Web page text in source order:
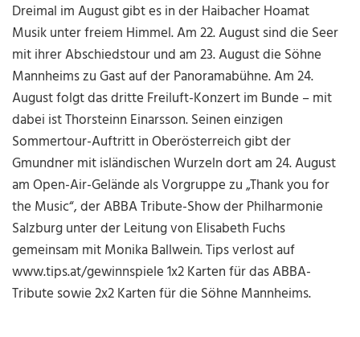
Dreimal im August gibt es in der Haibacher Hoamat
Musik unter freiem Himmel. Am 22. August sind die Seer
mit ihrer Abschiedstour und am 23. August die Söhne
Mannheims zu Gast auf der Panoramabühne. Am 24.
August folgt das dritte Freiluft-Konzert im Bunde – mit
dabei ist Thorsteinn Einarsson. Seinen einzigen
Sommertour-Auftritt in Oberösterreich gibt der
Gmundner mit isländischen Wurzeln dort am 24. August
am Open-Air-Gelände als Vorgruppe zu „Thank you for
the Music“, der ABBA Tribute-Show der Philharmonie
Salzburg unter der Leitung von Elisabeth Fuchs
gemeinsam mit Monika Ballwein. Tips verlost auf
www.tips.at/gewinnspiele 1x2 Karten für das ABBA-
Tribute sowie 2x2 Karten für die Söhne Mannheims.